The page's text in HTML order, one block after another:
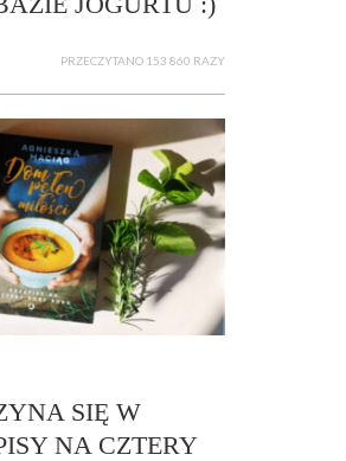
PRZECZYTANO 153 860 RAZY
SIĘ W
NA CZTERY